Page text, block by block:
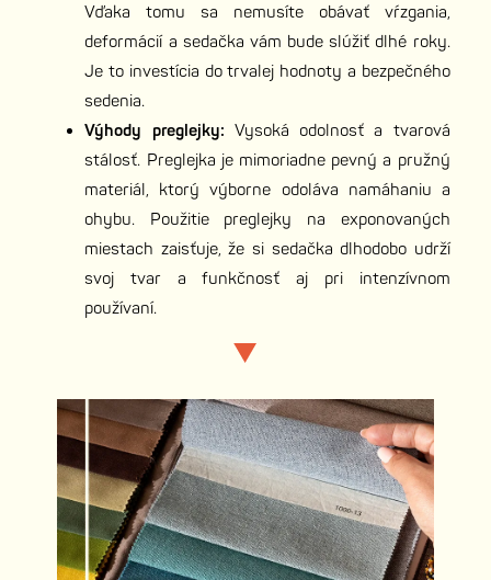
Vďaka tomu sa nemusíte obávať vŕzgania,
deformácií a sedačka vám bude slúžiť dlhé roky.
Je to investícia do trvalej hodnoty a bezpečného
sedenia.
Výhody preglejky: Vysoká odolnosť a tvarová
stálosť. Preglejka je mimoriadne pevný a pružný
materiál, ktorý výborne odoláva namáhaniu a
ohybu. Použitie preglejky na exponovaných
miestach zaisťuje, že si sedačka dlhodobo udrží
svoj tvar a funkčnosť aj pri intenzívnom
používaní.